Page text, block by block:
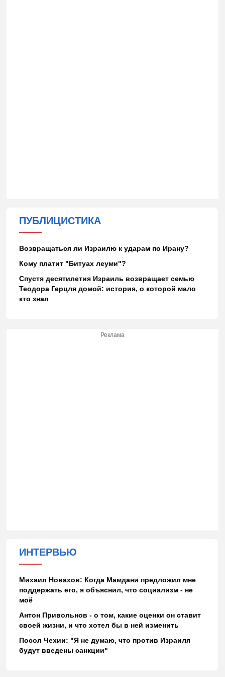
ПУБЛИЦИСТИКА
Возвращаться ли Израилю к ударам по Ирану?
Кому платит "Битуах леуми"?
Спустя десятилетия Израиль возвращает семью
Теодора Герцля домой: история, о которой мало
кто знал
Реклама
ИНТЕРВЬЮ
Михаил Новахов: Когда Мамдани предложил мне
поддержать его, я объяснил, что социализм - не
моё
Антон Привольнов - о том, какие оценки он ставит
своей жизни, и что хотел бы в ней изменить
Посол Чехии: "Я не думаю, что против Израиля
будут введены санкции"